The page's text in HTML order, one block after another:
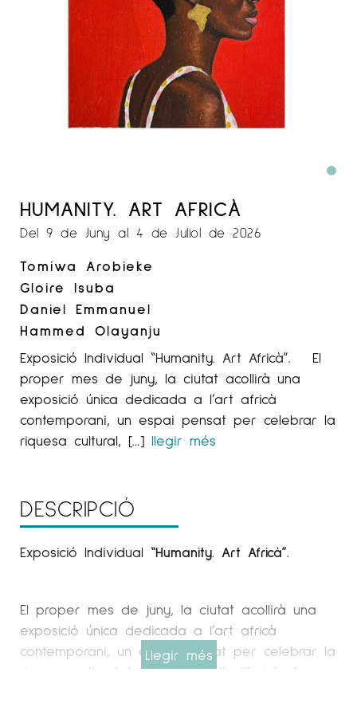
HUMANITY. ART AFRICÀ
Del 9 de Juny al 4 de Juliol de 2026
Tomiwa Arobieke
Gloire Isuba
Daniel Emmanuel
Hammed Olayanju
Exposició Individual “Humanity. Art Africà”. El
proper mes de juny, la ciutat acollirà una
exposició única dedicada a l’art africà
contemporani, un espai pensat per celebrar la
riquesa cultural, […] llegir més
DESCRIPCIÓ
Exposició Individual “Humanity. Art Africà”.
El proper mes de juny, la ciutat acollirà una
exposició única dedicada a l’art africà
contemporani, un espai pensat per celebrar la
riquesa cultural, la diversitat d’estils i la força
Llegir més